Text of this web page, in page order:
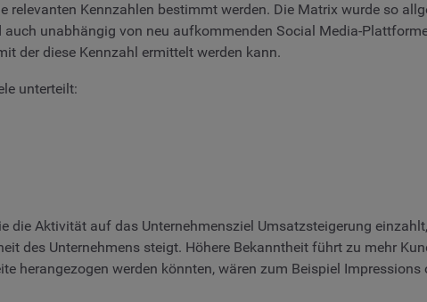
Kennzahlen bestimmt werden. Die Matrix wurde so
unabhängig von neu aufkommenden Social Media-
der diese Kennzahl ermittelt werden kann.
unterteilt:
die Aktivität auf das Unternehmensziel Umsatzsteigerung
des Unternehmens steigt. Höhere Bekanntheit führt zu mehr
herangezogen werden könnten, wären zum Beispiel